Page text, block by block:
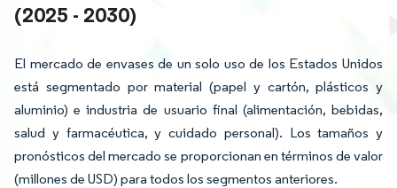
(2025 - 2030)
El mercado de envases de un solo uso de los Estados Unidos
está segmentado por material (papel y cartón, plásticos y
aluminio) e industria de usuario final (alimentación, bebidas,
salud y farmacéutica, y cuidado personal). Los tamaños y
pronósticos del mercado se proporcionan en términos de valor
(millones de USD) para todos los segmentos anteriores.